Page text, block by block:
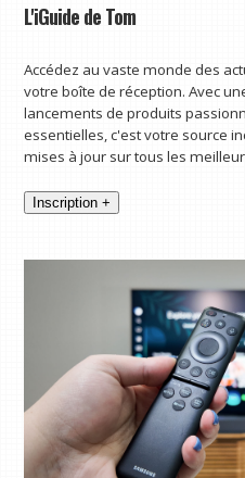
L'iGuide de Tom
Accédez au vaste monde des
votre boîte de réception. Avec
lancements de produits
essentielles, c'est votre source
mises à jour sur tous les
Inscription +